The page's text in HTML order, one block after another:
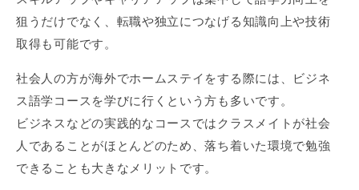
狙うだけでなく、転職や独立につなげる知識向上や技術
取得も可能です。
社会人の方が海外でホームステイをする際には、ビジネ
ス語学コースを学びに行くという方も多いです。
ビジネスなどの実践的なコースではクラスメイトが社会
人であることがほとんどのため、落ち着いた環境で勉強
できることも大きなメリットです。